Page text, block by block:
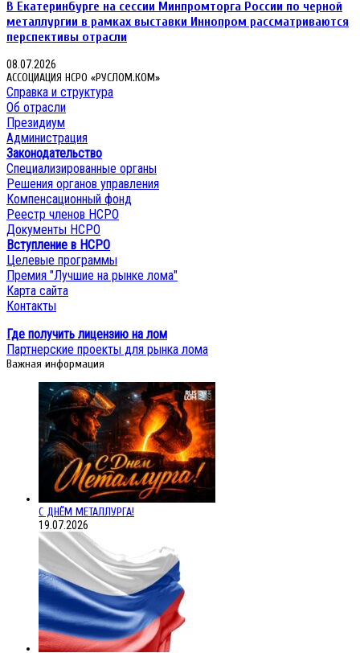
В Екатеринбурге на сессии Минпромторга России по черной
металлургии в рамках выставки Иннопром рассматриваются
перспективы отрасли
08.07.2026
АССОЦИАЦИЯ НСРО «РУСЛОМ.КОМ»
Справка и структура
Об отрасли
Президиум
Администрация
Законодательство
Специализированные органы
Решения органов управления
Компенсационный фонд
Реестр членов НСРО
Документы НСРО
Вступление в НСРО
Целевые программы
Премия "Лучшие на рынке лома"
Карта сайта
Контакты
Где получить лицензию на лом
Партнерские проекты для рынка лома
Важная информация
С ДНЁМ МЕТАЛЛУРГА!
19.07.2026